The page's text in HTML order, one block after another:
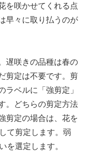
を咲かせてくれる点
早々に取り払うのが
遅咲きの品種は春の
剪定は不要です。剪
ラベルに「強剪定」
。どちらの剪定方法
剪定の場合は、花を
て剪定します。弱
を選定します。